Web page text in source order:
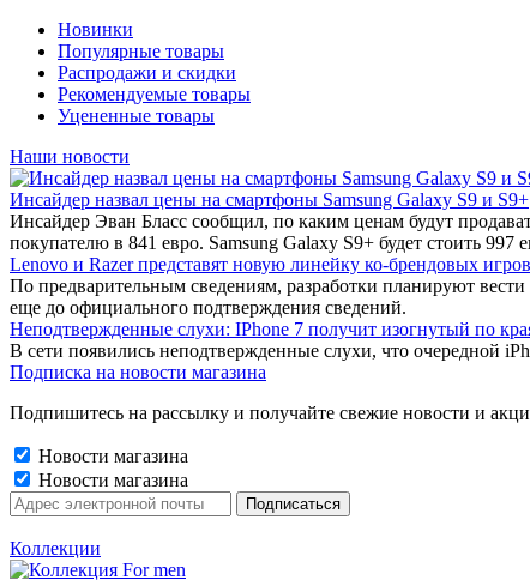
Новинки
Популярные товары
Распродажи и скидки
Рекомендуемые товары
Уцененные товары
Наши новости
Инсайдер назвал цены на смартфоны Samsung Galaxy S9 и S9+
Инсайдер Эван Бласс сообщил, по каким ценам будут
покупателю в 841 евро. Samsung Galaxy S9+ будет стоить 997
Lenovo и Razer представят новую линейку ко-брендовых
По предварительным сведениям, разработки планируют
еще до официального подтверждения сведений.
Неподтвержденные слухи: IPhone 7 получит изогнутый по
В сети появились неподтвержденные слухи, что очередной
Подписка на новости магазина
Подпишитесь на рассылку и получайте свежие новости и
Новости магазина
Новости магазина
Коллекции